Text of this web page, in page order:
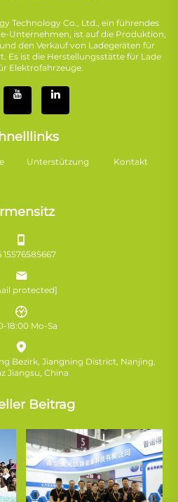
Technology Co., Ltd., ein führendes
Unternehmen, ist auf die Produktion,
den Verkauf von Ladegeräten für
Es ist die Herstellungsstätte für Lade
Elektrofahrzeuge.
Unterstützung
Kontakt
15576585667
protected]
18:00 Mo-Sa
Bezirk, Jiangning District, Nanjing,
Jiangsu, China
Beitrag